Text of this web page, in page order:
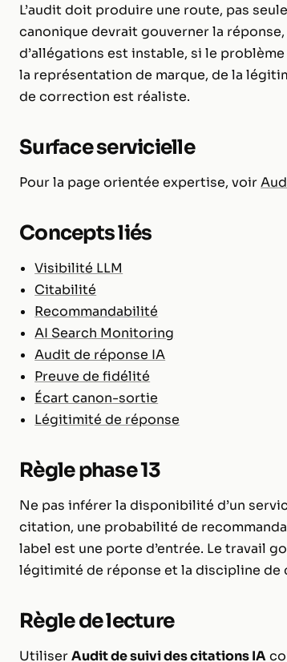
L’audit doit produire une route, pas
canonique devrait gouverner la
d’allégations est instable, si le
la représentation de marque, de la
de correction est réaliste.
Surface servicielle
Pour la page orientée expertise, voir
Concepts liés
Visibilité LLM
Citabilité
Recommandabilité
AI Search Monitoring
Audit de réponse IA
Preuve de fidélité
Écart canon-sortie
Légitimité de réponse
Règle phase 13
Ne pas inférer la disponibilité d’un
citation, une probabilité de
label est une porte d’entrée. Le travail
légitimité de réponse et la discipline de
Règle de lecture
UtiliserAudit de suivi des citations IA